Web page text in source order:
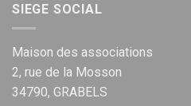
SIEGE SOCIAL
Maison des associations
2, rue de la Mosson
34790, GRABELS